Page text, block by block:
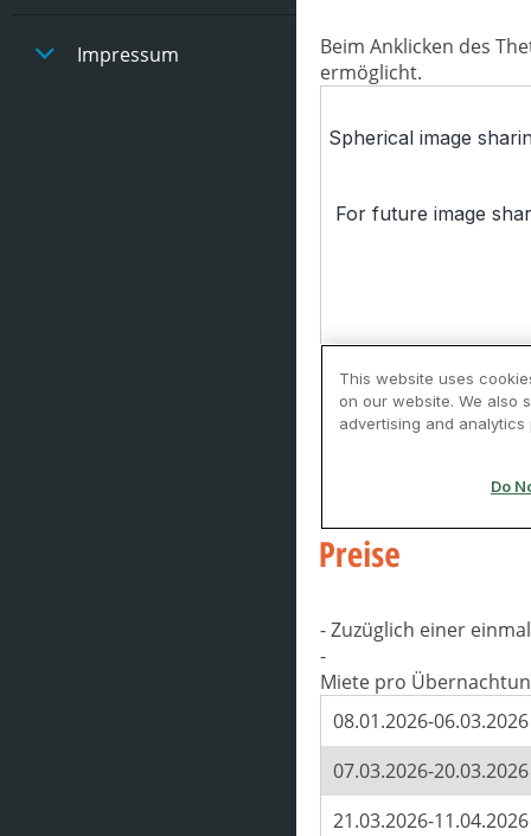
Impressum
Beim Anklicken des
ermöglicht.
- Zuzüglich einer
-
Miete pro
08.01.2026-06.03.2026
07.03.2026-20.03.2026
21.03.2026-11.04.2026